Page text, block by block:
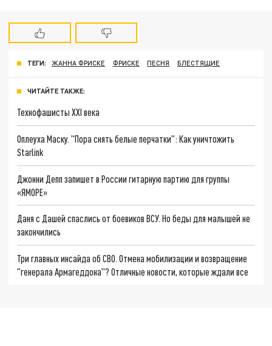
ТЕГИ: ЖАННА ФРИСКЕ ФРИСКЕ ПЕСНЯ БЛЕСТЯЩИЕ
ЧИТАЙТЕ ТАКЖЕ:
Технофашисты XXI века
Оплеуха Маску. "Пора снять белые перчатки": Как уничтожить
Starlink
Джонни Депп запишет в России гитарную партию для группы
«ЯМОРЕ»
Даня с Дашей спаслись от боевиков ВСУ. Но беды для малышей не
закончились
Три главных инсайда об СВО. Отмена мобилизации и возвращение
"генерала Армагеддона"? Отличные новости, которые ждали все